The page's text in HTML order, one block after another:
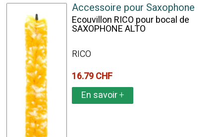
Accessoire pour Saxophone
Ecouvillon RICO pour bocal de
SAXOPHONE ALTO
RICO
16.79 CHF
En savoir+